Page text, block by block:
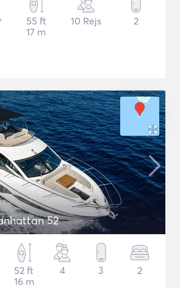
55 ft
17 m
10 Rejs 2
52
52 ft
16 m
4 3 2